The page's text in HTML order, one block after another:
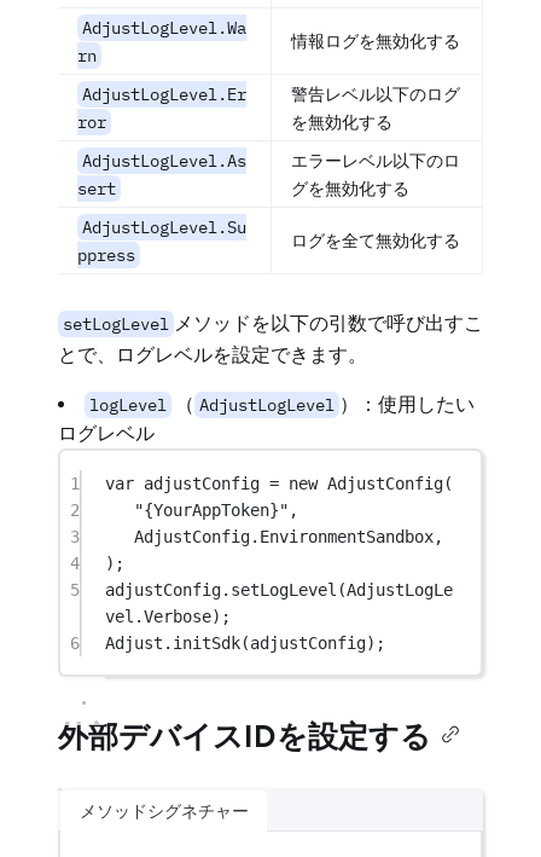
AdjustLogLevel.Wa
rn
情報ログを無効化する
AdjustLogLevel.Er
ror
警告レベル以下のログ
を無効化する
AdjustLogLevel.As
sert
エラーレベル以下のロ
グを無効化する
AdjustLogLevel.Su
ppress
ログを全て無効化する
setLogLevel メソッドを以下の引数で呼び出すこ
とで、ログレベルを設定できます。
logLevel （ AdjustLogLevel ）：使用したい
ログレベル
1 var adjustConfig = new AdjustConfig(
2
"{YourAppToken}" ,
3
AdjustConfig.EnvironmentSandbox,
4
);
5
adjustConfig. setLogLevel (AdjustLogLe
vel.Verbose);
6
Adjust. initSdk(adjustConfig);
外部デバイスIDを設定する
メソッドシグネチャー